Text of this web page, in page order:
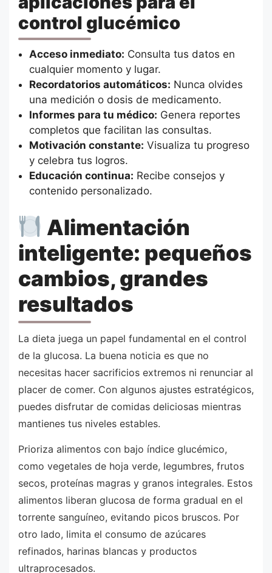
control glucémico
Acceso inmediato: Consulta tus datos en
cualquier momento y lugar.
Recordatorios automáticos: Nunca olvides
una medición o dosis de medicamento.
Informes para tu médico: Genera reportes
completos que facilitan las consultas.
Motivación constante: Visualiza tu progreso
y celebra tus logros.
Educación continua: Recibe consejos y
contenido personalizado.
Alimentación
inteligente: pequeños
cambios, grandes
resultados
La dieta juega un papel fundamental en el control
de la glucosa. La buena noticia es que no
necesitas hacer sacrificios extremos ni renunciar al
placer de comer. Con algunos ajustes estratégicos,
puedes disfrutar de comidas deliciosas mientras
mantienes tus niveles estables.
Prioriza alimentos con bajo índice glucémico,
como vegetales de hoja verde, legumbres, frutos
secos, proteínas magras y granos integrales. Estos
alimentos liberan glucosa de forma gradual en el
torrente sanguíneo, evitando picos bruscos. Por
otro lado, limita el consumo de azúcares
refinados, harinas blancas y productos
ultraprocesados.